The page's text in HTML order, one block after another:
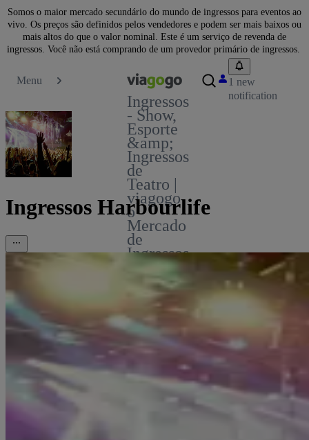
Somos o maior mercado secundário do mundo de ingressos para eventos ao
vivo. Os preços são definidos pelos vendedores e podem ser mais baixos ou
mais altos do que o valor nominal. Este é um serviço de revenda de
ingressos. Você não está comprando de um provedor primário de ingressos.
Menu
Ingressos
- Show,
Esporte
&amp;
Ingressos
de
Teatro |
viagogo
o
Mercado
de
Ingressos
1 new
notification
Ingressos Harbourlife